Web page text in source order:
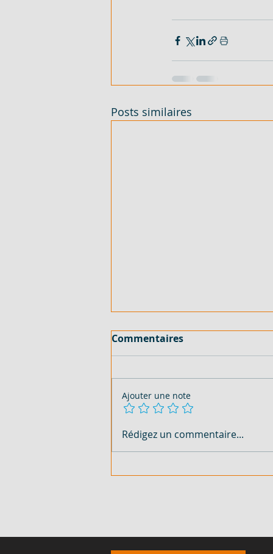
Posts similaires
150 HECTARES AVEC TF - EN
VENTE - COTE D'IVOIRE -
FCFA/M²
Commentaires
Ajouter une note
Rédigez un commentaire...